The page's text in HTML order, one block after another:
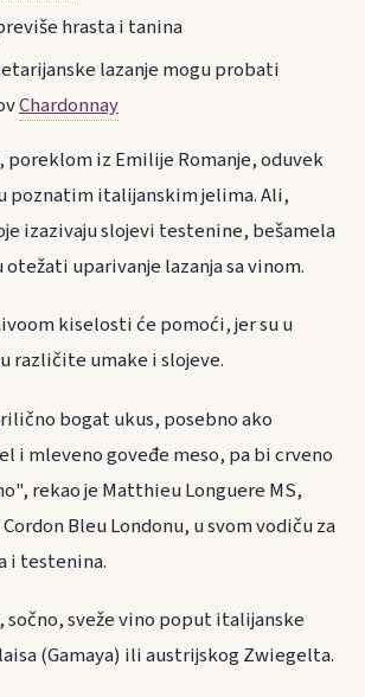
hrasta i tanina
lazanje mogu probati
Chardonnay
poreklom iz Emilije Romanje, oduvek
poznatim italijanskim jelima. Ali,
izazivaju slojevi testenine, bešamela
uparivanje lazanja sa vinom.
kiselosti će pomoći, jer su u
različite umake i slojeve.
bogat ukus, posebno ako
i mleveno goveđe meso, pa bi crveno
rekao je Matthieu Longuere MS,
Bleu Londonu, u svom vodiču za
i testenina.
sveže vino poput italijanske
(Gamaya) ili austrijskog Zwiegelta.